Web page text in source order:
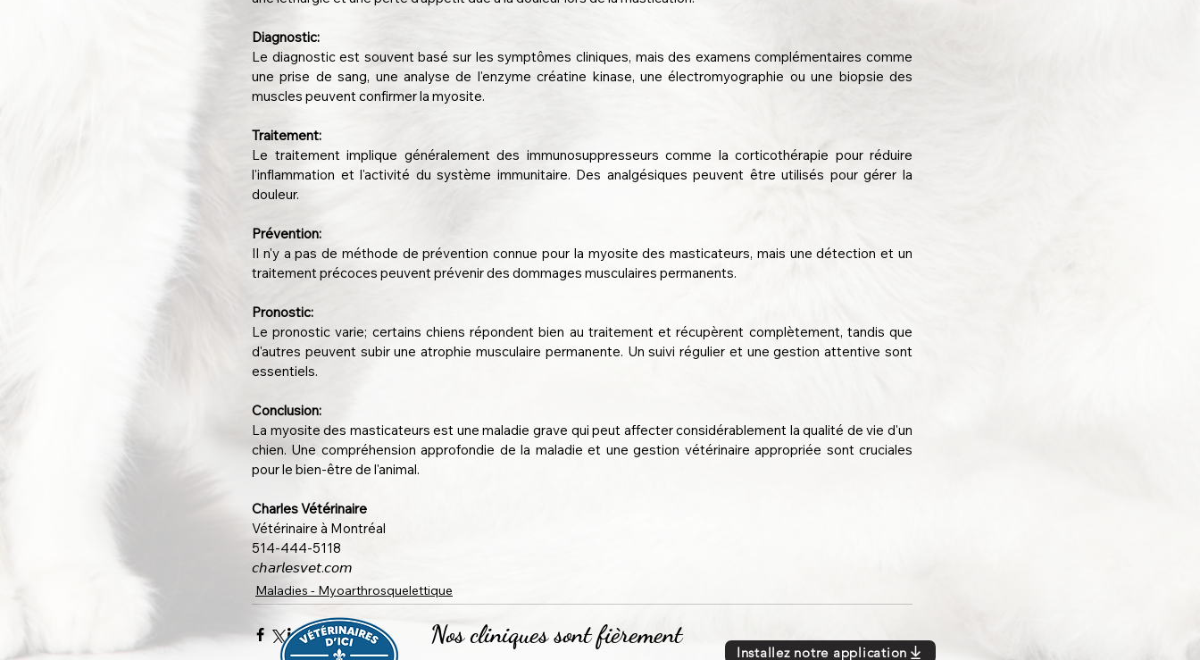
Diagnostic:
Le diagnostic est souvent basé sur les symptômes cliniques, mais des examens complémentaires comme
une prise de sang, une analyse de l'enzyme créatine kinase, une électromyographie ou une biopsie des
muscles peuvent confirmer la myosite.
Traitement:
Le traitement implique généralement des immunosuppresseurs comme la corticothérapie pour réduire
l'inflammation et l'activité du système immunitaire. Des analgésiques peuvent être utilisés pour gérer la
douleur.
Prévention:
Il n'y a pas de méthode de prévention connue pour la myosite des masticateurs, mais une détection et un
traitement précoces peuvent prévenir des dommages musculaires permanents.
Pronostic:
Le pronostic varie; certains chiens répondent bien au traitement et récupèrent complètement, tandis que
d'autres peuvent subir une atrophie musculaire permanente. Un suivi régulier et une gestion attentive sont
essentiels.
Conclusion:
La myosite des masticateurs est une maladie grave qui peut affecter considérablement la qualité de vie d'un
chien. Une compréhension approfondie de la maladie et une gestion vétérinaire appropriée sont cruciales
pour le bien-être de l'animal.
Charles Vétérinaire
Vétérinaire à Montréal
514-444-5118
𝘤𝘩𝘢𝘳𝘭𝘦𝘴𝘷𝘦𝘵.𝘤𝘰𝘮
Maladies - Myoarthrosquelettique
Nos cliniques sont fièrement
Installez notre application